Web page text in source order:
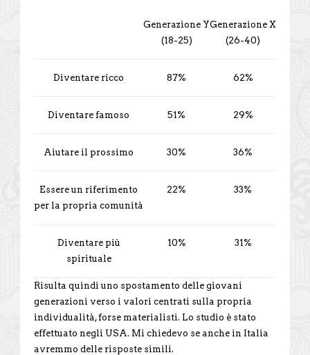
Generazione Y
(18-25)
Generazione X
(26-40)
Diventare ricco 87% 62%
Diventare famoso 51% 29%
Aiutare il prossimo 30% 36%
Essere un riferimento
per la propria comunità
22% 33%
Diventare più
spirituale
10% 31%
Risulta quindi uno spostamento delle giovani
generazioni verso i valori centrati sulla propria
individualità, forse materialisti. Lo studio è stato
effettuato negli USA. Mi chiedevo se anche in Italia
avremmo delle risposte simili.